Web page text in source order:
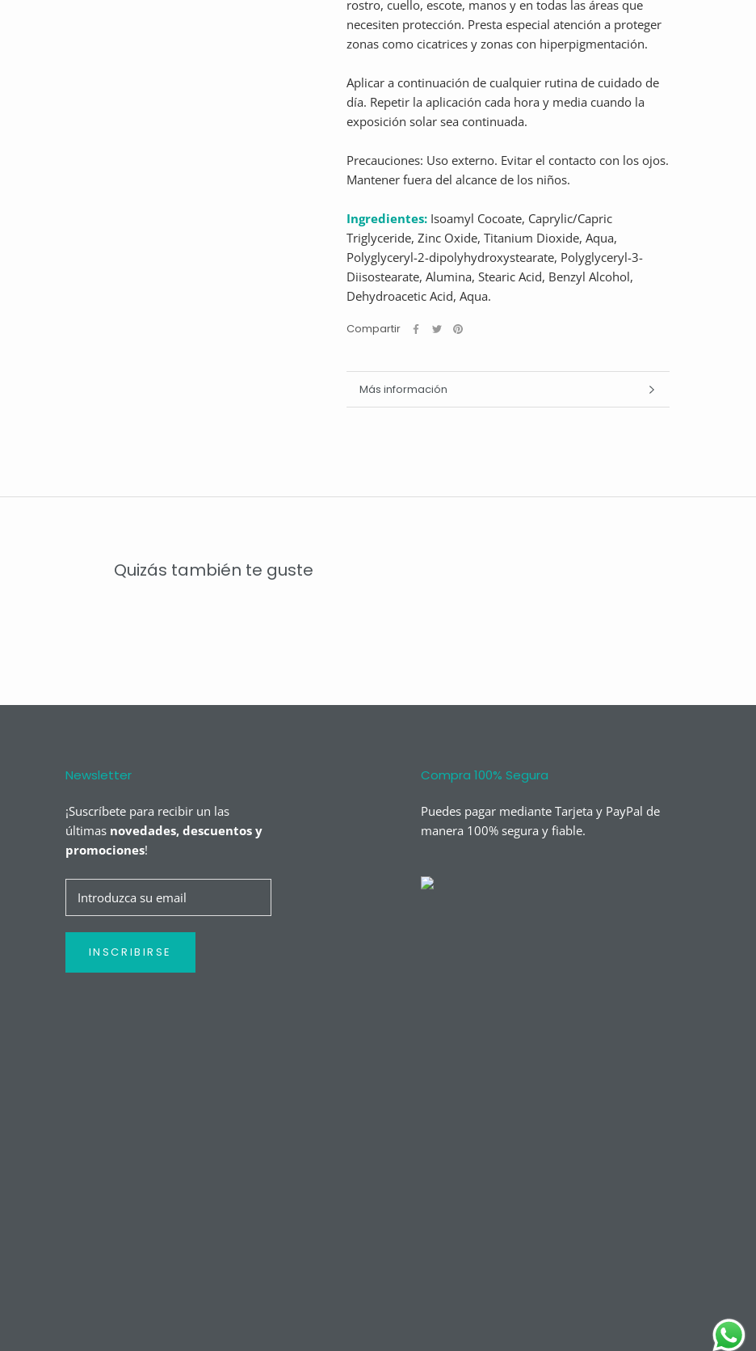
rostro, cuello, escote, manos y en todas las áreas que
necesiten protección. Presta especial atención a proteger
zonas como cicatrices y zonas con hiperpigmentación.
Aplicar a continuación de cualquier rutina de cuidado de
día. Repetir la aplicación cada hora y media cuando la
exposición solar sea continuada.
Precauciones: Uso externo. Evitar el contacto con los ojos.
Mantener fuera del alcance de los niños.
Ingredientes: Isoamyl Cocoate, Caprylic/Capric
Triglyceride, Zinc Oxide, Titanium Dioxide, Aqua,
Polyglyceryl-2-dipolyhydroxystearate, Polyglyceryl-3-
Diisostearate, Alumina, Stearic Acid, Benzyl Alcohol,
Dehydroacetic Acid, Aqua.
Compartir
Más información
Ver imagenes
Quizás también te guste
Newsletter
¡Suscríbete para recibir un las
últimasnovedades, descuentos y
promociones!
INSCRIBIRSE
Compra 100% Segura
Puedes pagar mediante Tarjeta y PayPal de
manera 100% segura y fiable.